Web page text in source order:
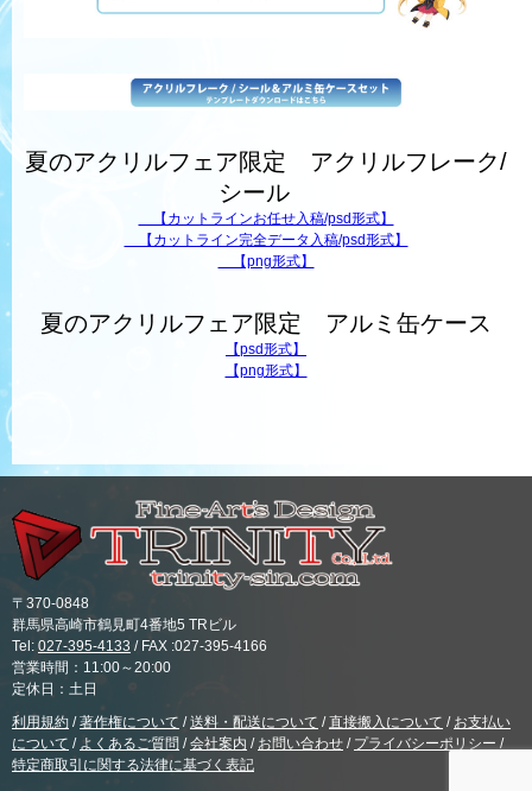
夏のアクリルフェア限定 アクリルフレーク/
シール
【カットラインお任せ入稿/psd形式】
【カットライン完全データ入稿/psd形式】
【png形式】
夏のアクリルフェア限定 アルミ缶ケース
【psd形式】
【png形式】
〒370-0848
群馬県高崎市鶴見町4番地5 TRビル
Tel: 027-395-4133 / FAX :027-395-4166
営業時間：11:00～20:00
定休日：土日
利用規約 /著作権について /送料・配送について /直接搬入について / お支払い
について / よくあるご質問 /会社案内 / お問い合わせ / プライバシーポリシー /
特定商取引に関する法律に基づく表記